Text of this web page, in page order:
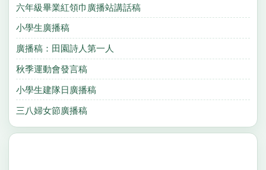
六年級畢業紅領巾廣播站講話稿
小學生廣播稿
廣播稿：田園詩人第一人
秋季運動會發言稿
小學生建隊日廣播稿
三八婦女節廣播稿